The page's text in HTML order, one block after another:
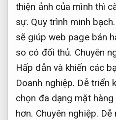
thiện ảnh của mình thì
sự. Quy trình minh bạch.
sẽ giúp web page bán
so có đối thủ. Chuyên
Hấp dẫn và khiến các
Doanh nghiệp. Dễ triển
chọn đa dạng mặt
hơn. Chuyên nghiệp. Dễ